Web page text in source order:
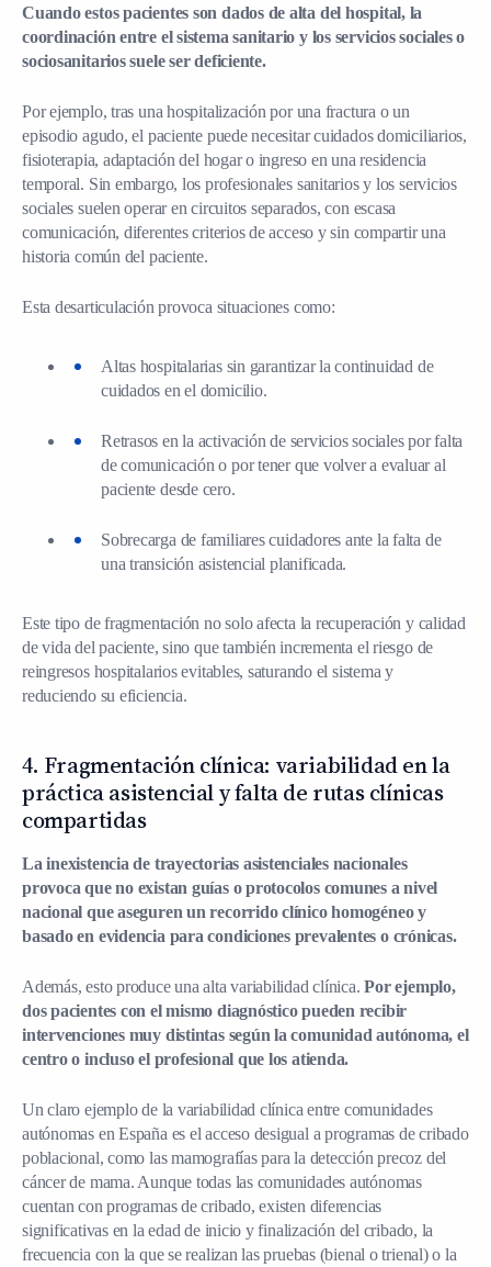
Cuando estos pacientes son dados de alta del hospital, la
coordinación entre el sistema sanitario y los servicios sociales o
sociosanitarios suele ser deficiente.
Por ejemplo, tras una hospitalización por una fractura o un
episodio agudo, el paciente puede necesitar cuidados domiciliarios,
fisioterapia, adaptación del hogar o ingreso en una residencia
temporal. Sin embargo, los profesionales sanitarios y los servicios
sociales suelen operar en circuitos separados, con escasa
comunicación, diferentes criterios de acceso y sin compartir una
historia común del paciente.
Esta desarticulación provoca situaciones como:
Altas hospitalarias sin garantizar la continuidad de
cuidados en el domicilio.
Retrasos en la activación de servicios sociales por falta
de comunicación o por tener que volver a evaluar al
paciente desde cero.
Sobrecarga de familiares cuidadores ante la falta de
una transición asistencial planificada.
Este tipo de fragmentación no solo afecta la recuperación y calidad
de vida del paciente, sino que también incrementa el riesgo de
reingresos hospitalarios evitables, saturando el sistema y
reduciendo su eficiencia.
4. Fragmentación clínica: variabilidad en la
práctica asistencial y falta de rutas clínicas
compartidas
La inexistencia de trayectorias asistenciales nacionales
provoca que no existan guías o protocolos comunes a nivel
nacional que aseguren un recorrido clínico homogéneo y
basado en evidencia para condiciones prevalentes o crónicas.
Además, esto produce una alta variabilidad clínica.Por ejemplo,
dos pacientes con el mismo diagnóstico pueden recibir
intervenciones muy distintas según la comunidad autónoma, el
centro o incluso el profesional que los atienda.
Un claro ejemplo de la variabilidad clínica entre comunidades
autónomas en España es el acceso desigual a programas de cribado
poblacional, como las mamografías para la detección precoz del
cáncer de mama. Aunque todas las comunidades autónomas
cuentan con programas de cribado, existen diferencias
significativas en la edad de inicio y finalización del cribado, la
frecuencia con la que se realizan las pruebas (bienal o trienal) o la